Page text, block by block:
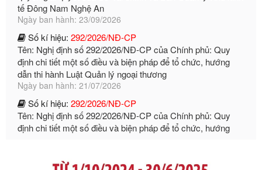
Số kí hiệu: 292/2026/NĐ-CP
Tên: Nghị định số 292/2026/NĐ-CP của Chính phủ: Quy
định chi tiết một số điều và biện pháp để tổ chức, hướng
dẫn thi hành Luật Quản lý ngoại thương
Ngày ban hành: 21/07/2026
Số kí hiệu:292/2026/NĐ-CP
Tên: Nghị định số 292/2026/NĐ-CP của Chính phủ: Quy
định chi tiết một số điều và biện pháp để tổ chức, hướng
dẫn thi hành Luật Quản lý ngoại thương
Ngày ban hành: 21/07/2026
bỏ Thông tư số 87/2019/TT- BТC ngày 19 tháng 12 năm